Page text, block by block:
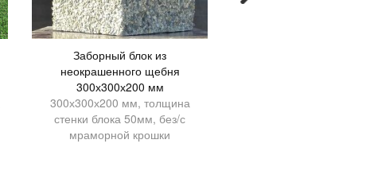
Заборный блок из
неокрашенного щебня
300х300х200 мм
300х300х200 мм, толщина
стенки блока 50мм, без/с
мраморной крошки